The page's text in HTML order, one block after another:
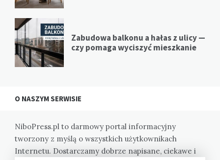
Zabudowa balkonu a hałas z ulicy —
czy pomaga wyciszyć mieszkanie
O NASZYM SERWISIE
NiboPress.pl to darmowy portal informacyjny
tworzony z myślą o wszystkich użytkownikach
Internetu. Dostarczamy dobrze napisane, ciekawe i